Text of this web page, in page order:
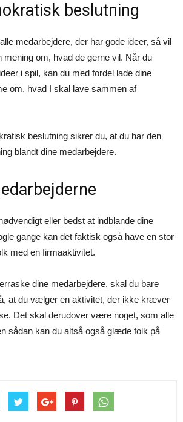
beslutning
medarbejdere, der har gode ideer, så vil
mening om, hvad de gerne vil. Når du
i spil, kan du med fordel lade dine
om, hvad I skal lave sammen af
beslutning sikrer du, at du har den
blandt dine medarbejdere.
eller bedst at indblande dine
gange kan det faktisk også have en stor
med en firmaaktivitet.
dine medarbejdere, skal du bare
at du vælger en aktivitet, der ikke kræver
Det skal derudover være noget, som alle
sådan kan du altså også glæde folk på